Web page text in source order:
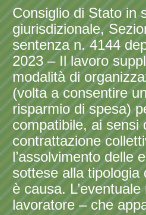
Consiglio di Stato in
giurisdizionale,
sentenza n. 4144
2023 – Il lavoro
modalità di
(volta a consentire
risparmio di spesa)
compatibile, ai sensi
contrattazione
l’assolvimento delle
sottese alla tipologia
è causa.
lavoratore – che